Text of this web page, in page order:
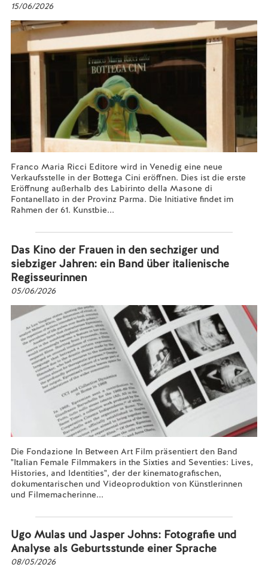
15/06/2026
Franco Maria Ricci Editore wird in Venedig eine neue
Verkaufsstelle in der Bottega Cini eröffnen. Dies ist die erste
Eröffnung außerhalb des Labirinto della Masone di
Fontanellato in der Provinz Parma. Die Initiative findet im
Rahmen der 61. Kunstbie...
Das Kino der Frauen in den sechziger und
siebziger Jahren: ein Band über italienische
Regisseurinnen
05/06/2026
Die Fondazione In Between Art Film präsentiert den Band
"Italian Female Filmmakers in the Sixties and Seventies: Lives,
Histories, and Identities", der der kinematografischen,
dokumentarischen und Videoproduktion von Künstlerinnen
und Filmemacherinne...
Ugo Mulas und Jasper Johns: Fotografie und
Analyse als Geburtsstunde einer Sprache
08/05/2026